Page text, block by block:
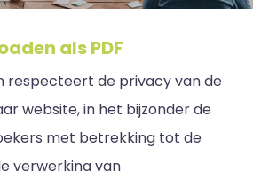
als PDF
respecteert de privacy van de
website, in het bijzonder de
met betrekking tot de
verwerking van